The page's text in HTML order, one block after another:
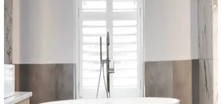
Dekoratif Mavi Halı Örtüsü Seçenekleri ve Ev
Dekorasyonunda Renk Uyumu
Ev dekorasyonunda mavi halı örtüleri, şıklık ve fonksiyonelliği bir
arada sunar. Çeşitli modeller ve renk tonlarıyla mekânlara ferah ve
sıcak atmosferler kazandırır.
Ev Dekorasyonunda Halı ve Kilim Seçimi: Trendler,
Malzemeler ve Pratik Tavsiyeler